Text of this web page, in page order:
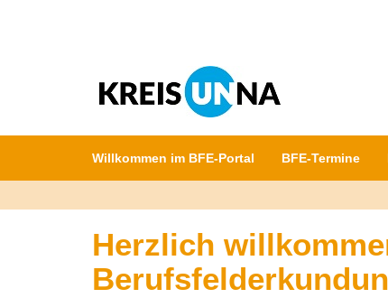
Willkommen im BFE-Portal BFE-Termine
Herzlich